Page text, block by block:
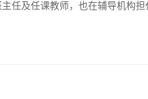
任及任课教师，也在辅导机构